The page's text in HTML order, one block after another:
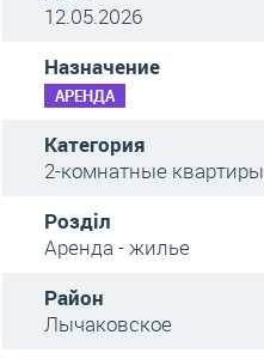
12.05.2026
Назначение
АРЕНДА
Категория
2-комнатные квартиры
Розділ
Аренда - жилье
Район
Лычаковское